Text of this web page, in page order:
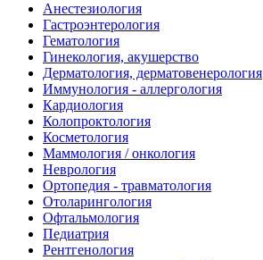
Анестезиология
Гастроэнтерология
Гематология
Гинекология, акушерство
Дерматология, дерматовенерология
Иммунология - аллергология
Кардиология
Колопроктология
Косметология
Маммология / онкология
Неврология
Ортопедия - травматология
Отоларингология
Офтальмология
Педиатрия
Рентгенология